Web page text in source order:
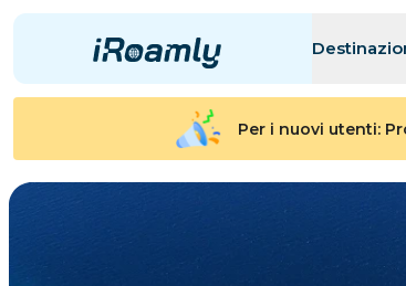
eSIM Locali
eSIM Regionali
Per i nuovi utenti: